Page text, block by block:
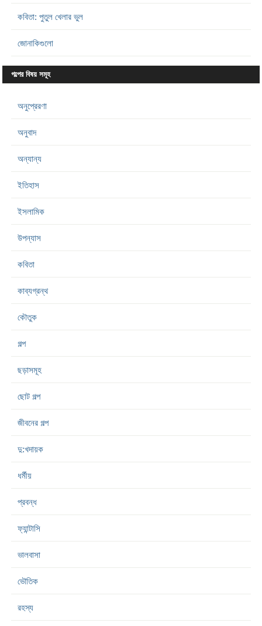
কবিতা: পুতুল খেলার ভুল
জোনাকিগুলো
গল্পের বিষয় সমূহ
অনুপ্রেরণা
অনুবাদ
অন্যান্য
ইতিহাস
ইসলামিক
উপন্যাস
কবিতা
কাব্যগ্রন্থ
কৌতুক
গল্প
ছড়াসমূহ
ছোট গল্প
জীবনের গল্প
দু:খদায়ক
ধর্মীয়
প্রবন্ধ
ফ্যান্টাসি
ভালবাসা
ভৌতিক
রহস্য